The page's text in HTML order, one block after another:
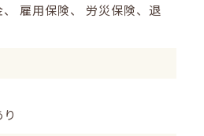
雇用保険、 労災保険、退